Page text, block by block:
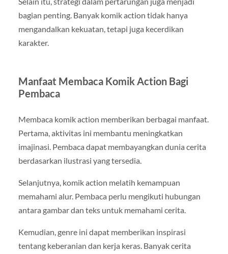
bagian penting. Banyak komik action tidak hanya
mengandalkan kekuatan, tetapi juga kecerdikan
karakter.
Manfaat Membaca Komik Action Bagi
Pembaca
Membaca komik action memberikan berbagai manfaat.
Pertama, aktivitas ini membantu meningkatkan
imajinasi. Pembaca dapat membayangkan dunia cerita
berdasarkan ilustrasi yang tersedia.
Selanjutnya, komik action melatih kemampuan
memahami alur. Pembaca perlu mengikuti hubungan
antara gambar dan teks untuk memahami cerita.
Kemudian, genre ini dapat memberikan inspirasi
tentang keberanian dan kerja keras. Banyak cerita